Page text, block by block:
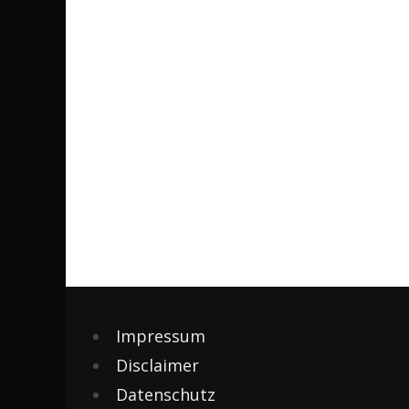
Impressum
Disclaimer
Datenschutz